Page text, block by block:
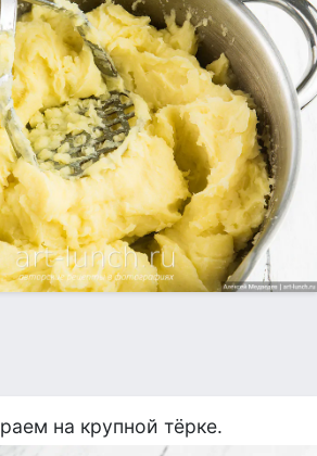
на крупной тёрке.